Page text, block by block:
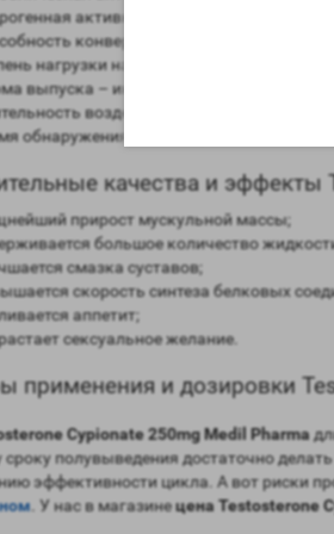
активность – 100 процентов в
конвертироваться в женские
нагрузки на печень – отсутствует;
выпуска – инъекционная;
воздействия на организм – 15-
обнаружения следов применения
качества и эффекты
прирост мускульной массы;
большое количество
смазка суставов;
скорость синтеза белковых
аппетит;
сексуальное желание.
применения и дозировки
Cypionate 250mg Medil Pharma
полувыведения достаточно
эффективности цикла. А вот риски
. У нас в магазинецена Testosterone